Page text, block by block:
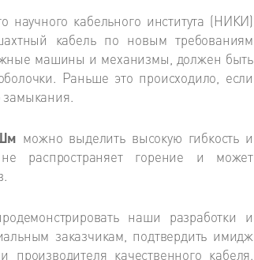
научного кабельного института (НИКИ)
кабель по новым требованиям
машины и механизмы, должен быть
Раньше это происходило, если
замыкания.
можно выделить высокую гибкость и
распространяет горение и может
наши разработки и
заказчикам, подтвердить имидж
производителя качественного кабеля.